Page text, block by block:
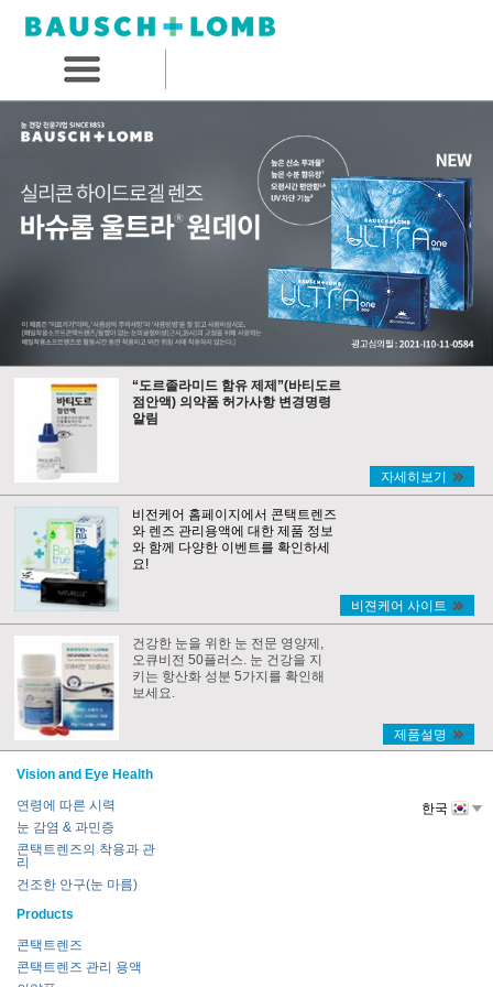
“도르졸라미드 함유 제제”(바티도르
점안액) 의약품 허가사항 변경명령
알림
자세히보기
비전케어 홈페이지에서 콘택트렌즈
와 렌즈 관리용액에 대한 제품 정보
와 함께 다양한 이벤트를 확인하세
요!
비젼케어 사이트
건강한 눈을 위한 눈 전문 영양제,
오큐비전 50플러스. 눈 건강을 지
키는 항산화 성분 5가지를 확인해
보세요.
제품설명
Vision and Eye Health
연령에 따른 시력
눈 감염 & 과민증
콘택트렌즈의 착용과 관
리
건조한 안구(눈 마름)
Products
콘택트렌즈
콘택트렌즈 관리 용액
한국